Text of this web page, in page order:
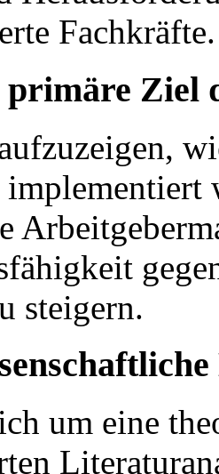
Fachkräfte.
primäre Ziel
steigern.
um eine